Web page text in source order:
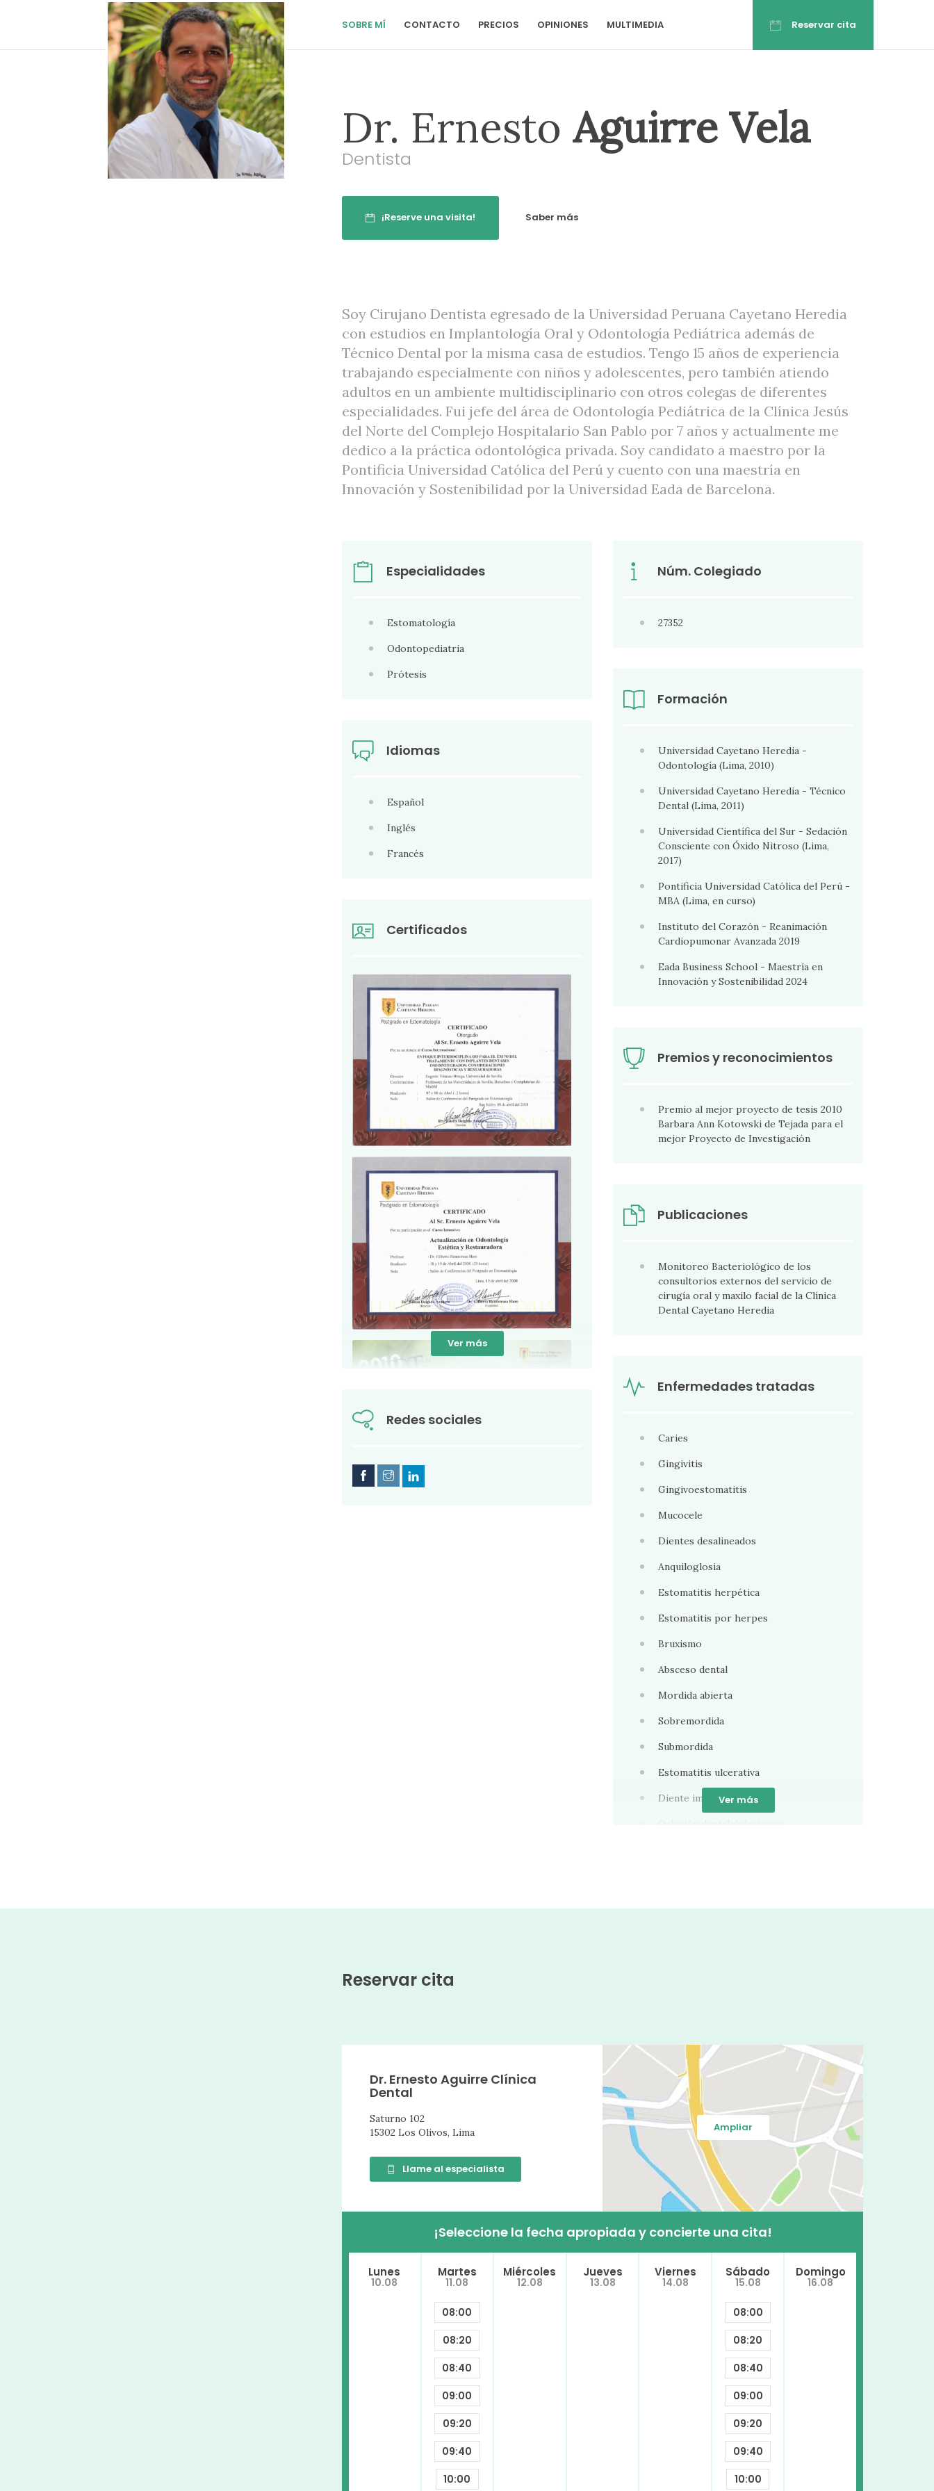
SOBRE MÍ CONTACTO PRECIOS OPINIONES MULTIMEDIA Reservar cita
Dr. Ernesto Aguirre Vela
Dentista
¡Reserve una visita! Saber más
Soy Cirujano Dentista egresado de la Universidad Peruana Cayetano Heredia
con estudios en Implantología Oral y Odontología Pediátrica además de
Técnico Dental por la misma casa de estudios. Tengo 15 años de experiencia
trabajando especialmente con niños y adolescentes, pero también atiendo
adultos en un ambiente multidisciplinario con otros colegas de diferentes
especialidades. Fui jefe del área de Odontología Pediátrica de la Clínica Jesús
del Norte del Complejo Hospitalario San Pablo por 7 años y actualmente me
dedico a la práctica odontológica privada. Soy candidato a maestro por la
Pontificia Universidad Católica del Perú y cuento con una maestría en
Innovación y Sostenibilidad por la Universidad Eada de Barcelona.
Especialidades
Estomatología
Odontopediatria
Prótesis
Núm. Colegiado
27352
Formación
Universidad Cayetano Heredia -
Odontología (Lima, 2010)
Universidad Cayetano Heredia - Técnico
Dental (Lima, 2011)
Universidad Científica del Sur - Sedación
Consciente con Óxido Nitroso (Lima,
2017)
Pontificia Universidad Católica del Perú -
MBA (Lima, en curso)
Instituto del Corazón - Reanimación
Cardiopumonar Avanzada 2019
Eada Business School - Maestría en
Innovación y Sostenibilidad 2024
Idiomas
Español
Inglés
Francés
Certificados
Ver más
Premios y reconocimientos
Premio al mejor proyecto de tesis 2010
Barbara Ann Kotowski de Tejada para el
mejor Proyecto de Investigación
Publicaciones
Monitoreo Bacteriológico de los
consultorios externos del servicio de
cirugía oral y maxilo facial de la Clínica
Dental Cayetano Heredia
Enfermedades tratadas
Caries
Gingivitis
Gingivoestomatitis
Mucocele
Dientes desalineados
Anquiloglosia
Estomatitis herpética
Estomatitis por herpes
Bruxismo
Absceso dental
Mordida abierta
Sobremordida
Submordida
Estomatitis ulcerativa
Diente impactado
Oclusión dental defectuosa
Trastornos de la ATM
Ver más
Redes sociales
Reservar cita
Dr. Ernesto Aguirre Clínica
Dental
Saturno 102
15302 Los Olivos, Lima
Llame al especialista
Ampliar
¡Seleccione la fecha apropiada y concierte una cita!
Lunes
10.08
Martes
11.08
08:00
08:20
08:40
09:00
09:20
09:40
10:00
Miércoles
12.08
Jueves
13.08
Viernes
14.08
Sábado
15.08
08:00
08:20
08:40
09:00
09:20
09:40
10:00
Domingo
16.08